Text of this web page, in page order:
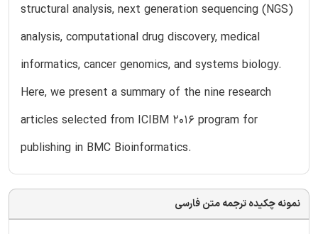
structural analysis, next generation sequencing (NGS)
analysis, computational drug discovery, medical
informatics, cancer genomics, and systems biology.
Here, we present a summary of the nine research
articles selected from ICIBM 2016 program for
publishing in BMC Bioinformatics.
نمونه چکیده ترجمه متن فارسی